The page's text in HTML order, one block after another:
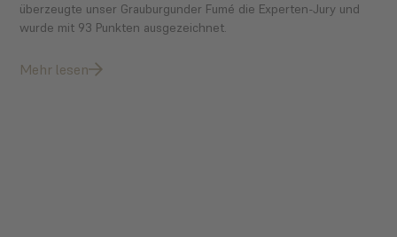
überzeugte unser Grauburgunder Fumé die Experten-Jury und
wurde mit 93 Punkten ausgezeichnet.
Mehr lesen